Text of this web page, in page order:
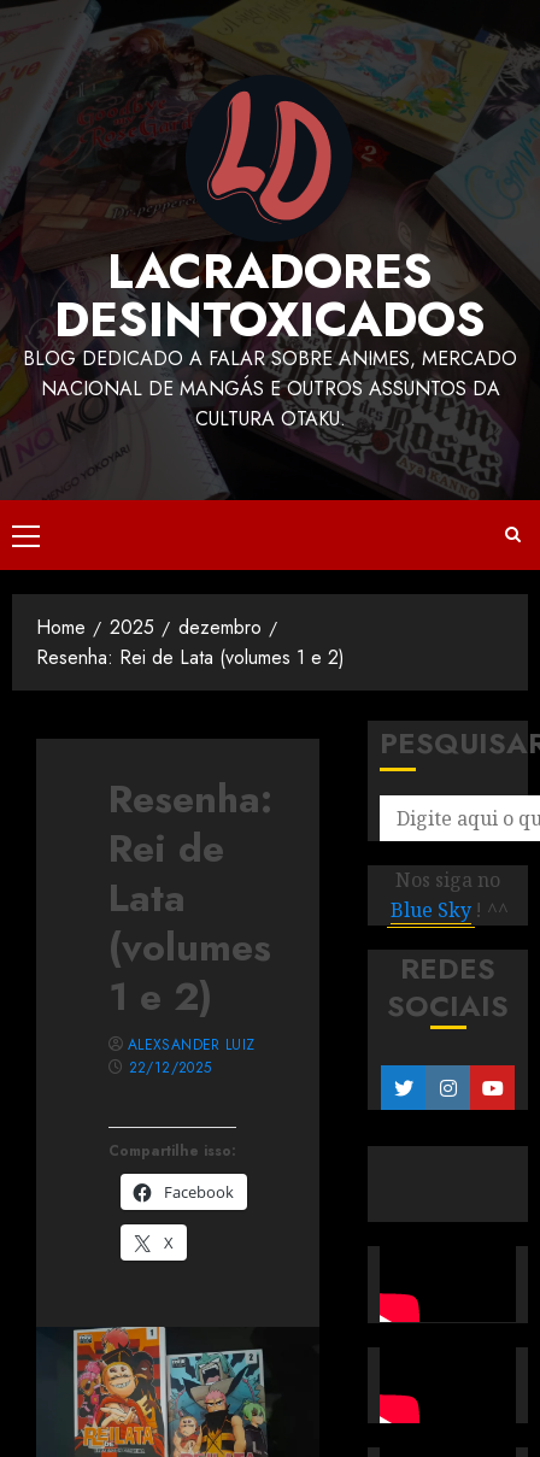
LACRADORES
DESINTOXICADOS
BLOG DEDICADO A FALAR SOBRE ANIMES, MERCADO
NACIONAL DE MANGÁS E OUTROS ASSUNTOS DA
CULTURA OTAKU.
Home 2025
dezembro
Resenha: Rei de Lata (volumes 1 e 2)
Resenha:
Rei de
Lata
(volumes
1 e 2)
Compartilhe isso:
Facebook
X
ALEXSANDER LUIZ
22/12/2025
Nos siga no
Blue Sky ! ^^
REDES
SOCIAIS